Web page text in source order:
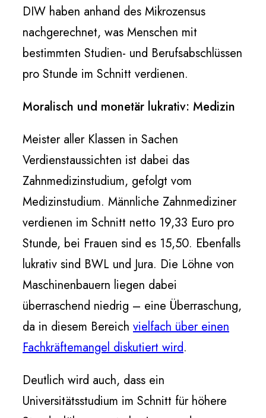
DIW haben anhand des Mikrozensus
nachgerechnet, was Menschen mit
bestimmten Studien- und Berufsabschlüssen
pro Stunde im Schnitt verdienen.
Moralisch und monetär lukrativ: Medizin
Meister aller Klassen in Sachen
Verdienstaussichten ist dabei das
Zahnmedizinstudium, gefolgt vom
Medizinstudium. Männliche Zahnmediziner
verdienen im Schnitt netto 19,33 Euro pro
Stunde, bei Frauen sind es 15,50. Ebenfalls
lukrativ sind BWL und Jura. Die Löhne von
Maschinenbauern liegen dabei
überraschend niedrig – eine Überraschung,
da in diesem Bereich vielfach über einen
Fachkräftemangel diskutiert wird.
Deutlich wird auch, dass ein
Universitätsstudium im Schnitt für höhere